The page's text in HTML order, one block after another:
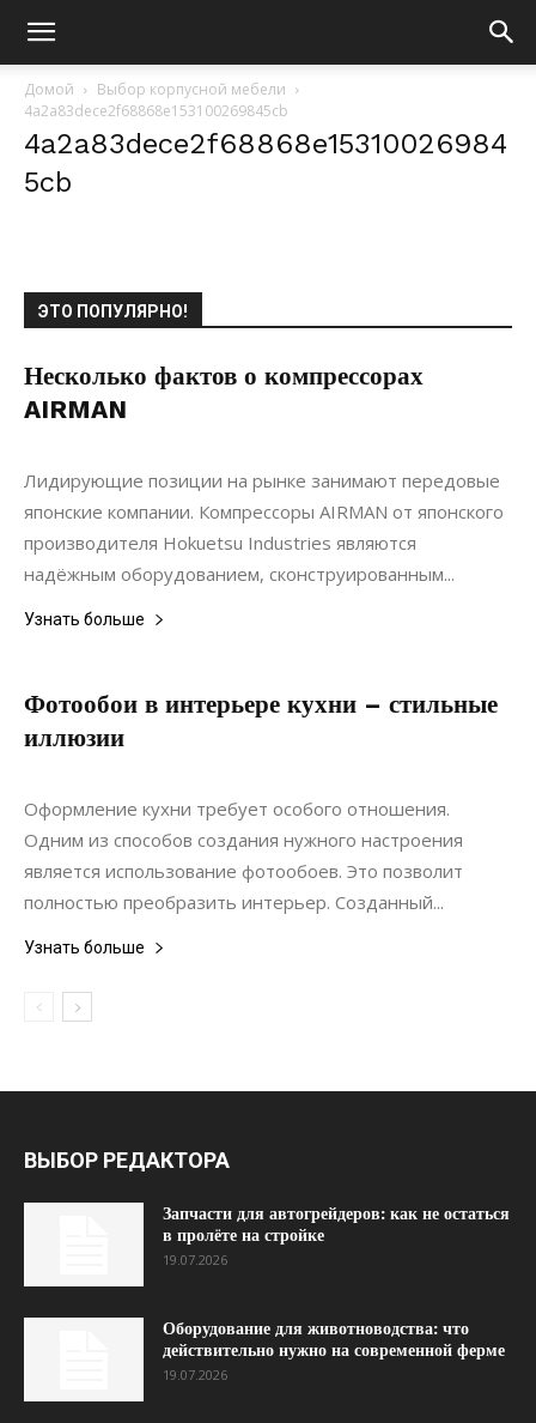
Домой
Выбор корпусной мебели
4a2a83dece2f68868e153100269845cb
4a2a83dece2f68868e15310026984
5cb
ЭТО ПОПУЛЯРНО!
Несколько фактов о компрессорах
AIRMAN
24.06.2021
Лидирующие позиции на рынке занимают передовые
японские компании. Компрессоры AIRMAN от японского
производителя Hokuetsu Industries являются
надёжным оборудованием, сконструированным...
Узнать больше
Фотообои в интерьере кухни – стильные
иллюзии
12.07.2021
Оформление кухни требует особого отношения.
Одним из способов создания нужного настроения
является использование фотообоев. Это позволит
полностью преобразить интерьер. Созданный...
Узнать больше
ВЫБОР РЕДАКТОРА
Запчасти для автогрейдеров: как не остаться
в пролёте на стройке
19.07.2026
Оборудование для животноводства: что
действительно нужно на современной ферме
19.07.2026